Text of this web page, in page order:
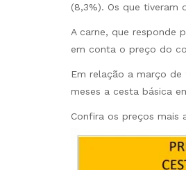
(8,3%). Os que tiveram
A carne, que responde
em conta o preço do
Em relação a março de
meses a cesta básica
Confira os preços mais